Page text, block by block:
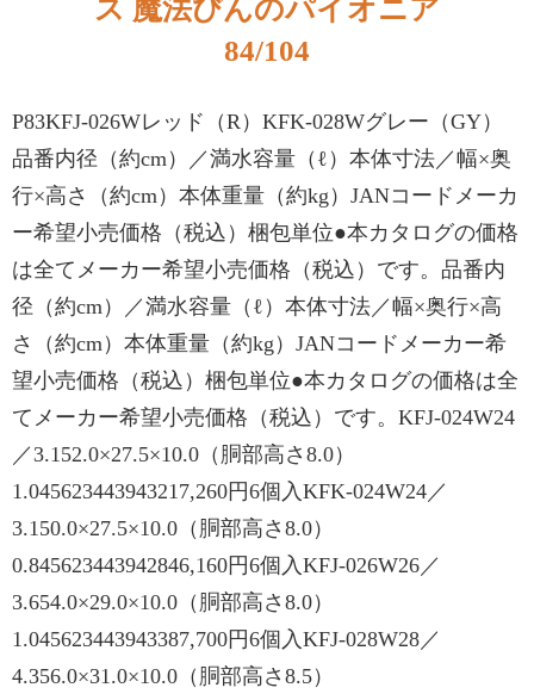
ス 魔法びんのパイオニア
84/104
P83KFJ-026Wレッド（R）KFK-028Wグレー（GY）
品番内径（約cm）／満水容量（ℓ）本体寸法／幅×奥
行×高さ（約cm）本体重量（約kg）JANコードメーカ
ー希望小売価格（税込）梱包単位●本カタログの価格
は全てメーカー希望小売価格（税込）です。品番内
径（約cm）／満水容量（ℓ）本体寸法／幅×奥行×高
さ（約cm）本体重量（約kg）JANコードメーカー希
望小売価格（税込）梱包単位●本カタログの価格は全
てメーカー希望小売価格（税込）です。KFJ-024W24
／3.152.0×27.5×10.0（胴部高さ8.0）
1.045623443943217,260円6個入KFK-024W24／
3.150.0×27.5×10.0（胴部高さ8.0）
0.845623443942846,160円6個入KFJ-026W26／
3.654.0×29.0×10.0（胴部高さ8.0）
1.045623443943387,700円6個入KFJ-028W28／
4.356.0×31.0×10.0（胴部高さ8.5）